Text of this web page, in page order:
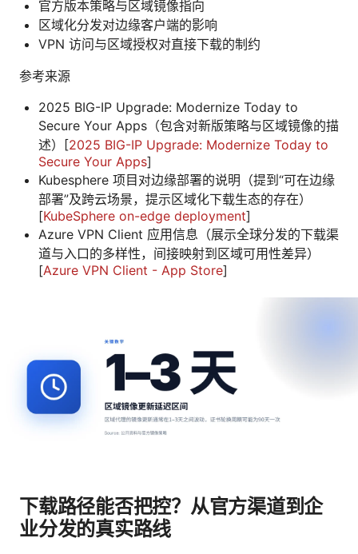
官方版本策略与区域镜像指向
区域化分发对边缘客户端的影响
VPN 访问与区域授权对直接下载的制约
参考来源
2025 BIG-IP Upgrade: Modernize Today to
Secure Your Apps（包含对新版策略与区域镜像的描
述）[2025 BIG-IP Upgrade: Modernize Today to
Secure Your Apps]
Kubesphere 项目对边缘部署的说明（提到“可在边缘
部署”及跨云场景，提示区域化下载生态的存在）
[KubeSphere on-edge deployment]
Azure VPN Client 应用信息（展示全球分发的下载渠
道与入口的多样性，间接映射到区域可用性差异）
[Azure VPN Client - App Store]
下载路径能否把控？从官方渠道到企
业分发的真实路线